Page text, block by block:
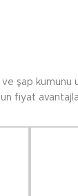
şap
fiyat